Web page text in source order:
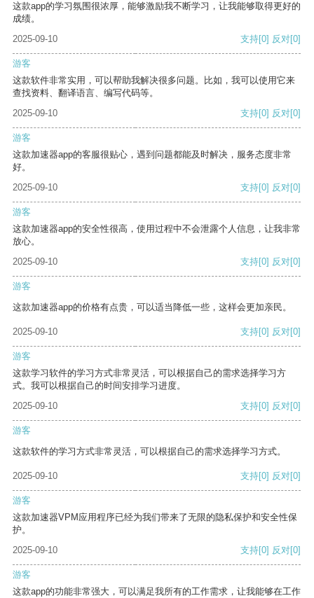
这款app的学习氛围很浓厚，能够激励我不断学习，让我能够取得更好的
成绩。
2025-09-10
支持[0] 反对[0]
游客
这款软件非常实用，可以帮助我解决很多问题。比如，我可以使用它来
查找资料、翻译语言、编写代码等。
2025-09-10
支持[0] 反对[0]
游客
这款加速器app的客服很贴心，遇到问题都能及时解决，服务态度非常
好。
2025-09-10
支持[0] 反对[0]
游客
这款加速器app的安全性很高，使用过程中不会泄露个人信息，让我非常
放心。
2025-09-10
支持[0] 反对[0]
游客
这款加速器app的价格有点贵，可以适当降低一些，这样会更加亲民。
2025-09-10 支持[0] 反对[0]
游客
这款学习软件的学习方式非常灵活，可以根据自己的需求选择学习方
式。我可以根据自己的时间安排学习进度。
2025-09-10
支持[0] 反对[0]
游客
这款软件的学习方式非常灵活，可以根据自己的需求选择学习方式。
2025-09-10 支持[0] 反对[0]
游客
这款加速器VPM应用程序已经为我们带来了无限的隐私保护和安全性保
护。
2025-09-10
支持[0] 反对[0]
游客
这款app的功能非常强大，可以满足我所有的工作需求，让我能够在工作